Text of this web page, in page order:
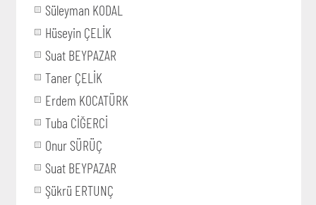
Süleyman KODAL
Hüseyin ÇELİK
Suat BEYPAZAR
Taner ÇELİK
Erdem KOCATÜRK
Tuba CİĞERCİ
Onur SÜRÜÇ
Suat BEYPAZAR
Şükrü ERTUNÇ